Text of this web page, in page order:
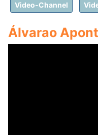
Video-Channel
Álvarao